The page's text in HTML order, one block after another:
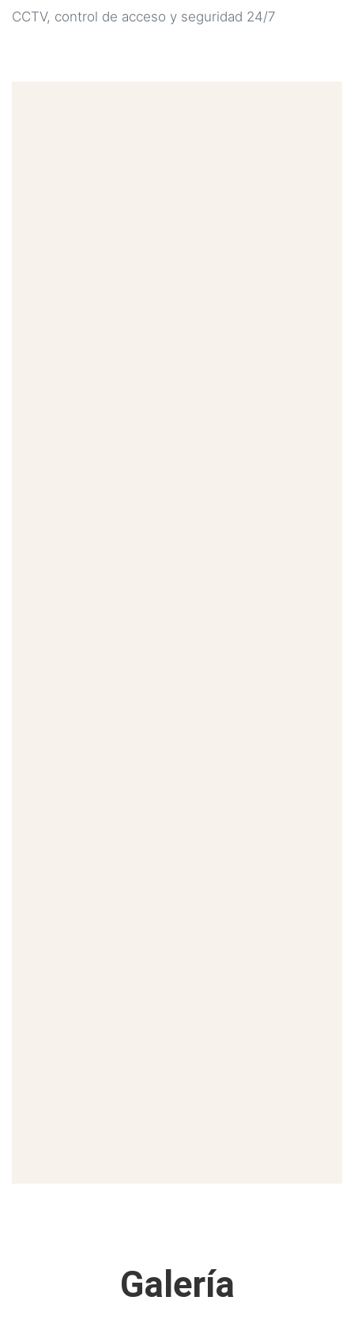
CCTV, control de acceso y seguridad 24/7
Galería